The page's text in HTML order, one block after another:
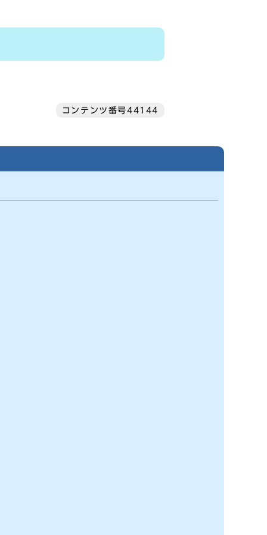
コンテンツ番号44144